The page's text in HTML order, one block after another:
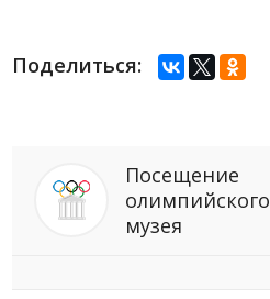
Поделиться:
Посещение
олимпийского
музея